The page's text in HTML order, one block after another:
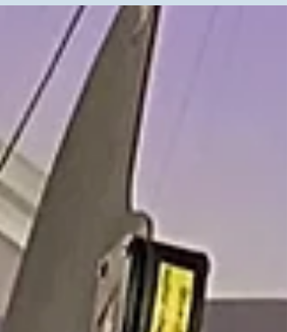
von 200W (Akku) bis 3000 Watt ( sinus RMS )
Audio -...